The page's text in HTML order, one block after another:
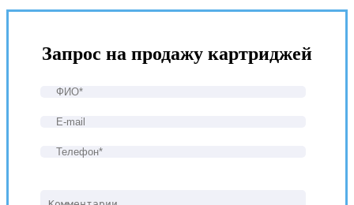
Запрос на продажу картриджей